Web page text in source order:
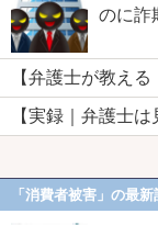
のに詐
【弁護士が教え
【実録｜弁護士
「消費者被害」の最新